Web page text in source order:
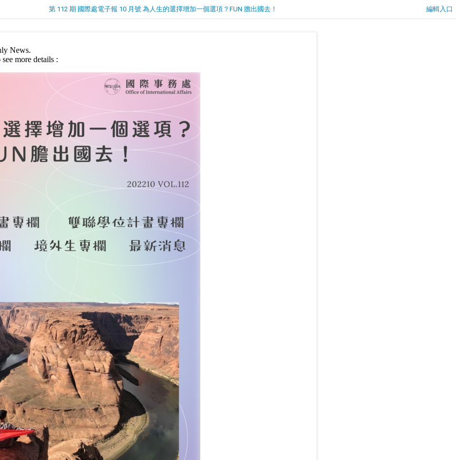
第 112 期 國際處電子報 10 月號 為人生的選擇增加一個選項？FUN 膽出國去！ 編輯入口